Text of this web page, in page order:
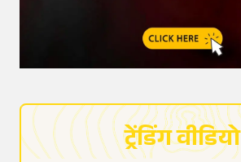
ट्रेंडिंग वीडियो